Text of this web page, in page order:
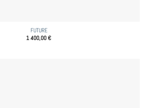
FUTURE
1 400,00€